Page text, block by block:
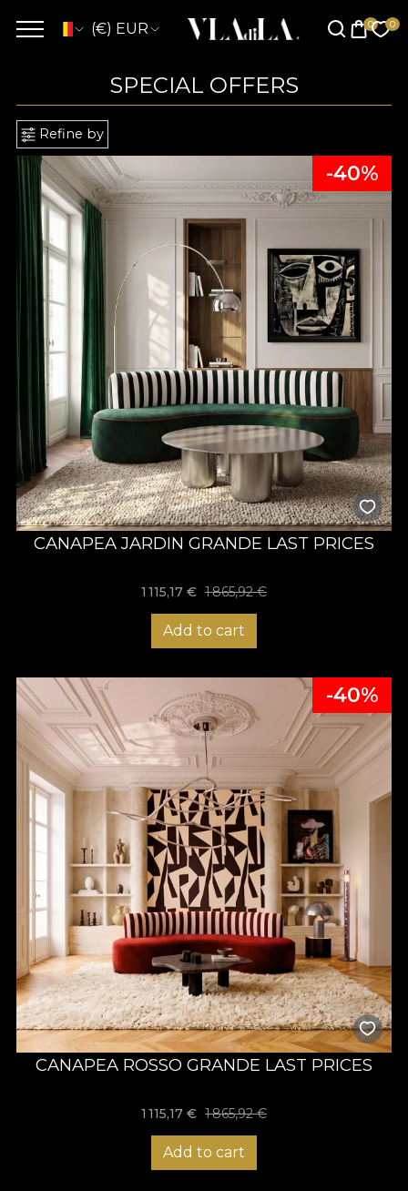
(€) EUR
SPECIAL OFFERS
Refine by
-40%
CANAPEA JARDIN GRANDE LAST PRICES
1 115,17 € 1 865,92 €
Add to cart
-40%
CANAPEA ROSSO GRANDE LAST PRICES
1 115,17 € 1 865,92 €
Add to cart